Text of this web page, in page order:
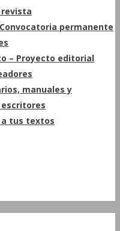
revista
permanente
– Proyecto editorial
manuales y
tus textos